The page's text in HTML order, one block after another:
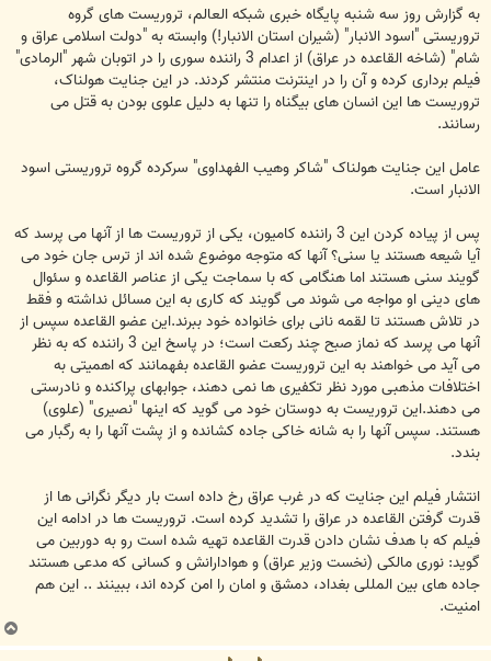
به گزارش روز سه شنبه پایگاه خبری شبکه العالم، تروریست های گروه
تروریستی "اسود الانبار" (شیران استان الانبار!) وابسته به "دولت اسلامی عراق و
شام" (شاخه القاعده در عراق) از اعدام 3 راننده سوری را در اتوبان شهر "الرمادی"
فیلم برداری کرده و آن را در اینترنت منتشر کردند. در این جنایت هولناک،
تروریست ها این انسان های بیگناه را تنها به دلیل علوی بودن به قتل می
رسانند.
عامل این جنایت هولناک "شاکر وهیب الفهداوی" سرکرده گروه تروریستی اسود
الانبار است.
پس از پیاده کردن این 3 راننده کامیون، یکی از تروریست ها از آنها می پرسد که
آیا شیعه هستند یا سنی؟ آنها که متوجه موضوع شده اند از ترس جان خود می
گویند سنی هستند اما هنگامی که با سماجت یکی از عناصر القاعده و سئوال
های دینی او مواجه می شوند می گویند که کاری به این مسائل نداشته و فقط
در تلاش هستند تا لقمه نانی برای خانواده خود ببرند.این عضو القاعده سپس از
آنها می پرسد که نماز صبح چند رکعت است؛ در پاسخ این 3 راننده که به نظر
می آید می خواهند به این تروریست عضو القاعده بفهمانند که اهمیتی به
اختلافات مذهبی مورد نظر تکفیری ها نمی دهند، جوابهای پراکنده و نادرستی
می دهند.این تروریست به دوستان خود می گوید که اینها "نصیری" (علوی)
هستند. سپس آنها را به شانه خاکی جاده کشانده و از پشت آنها را به رگبار می
بندد.
انتشار فیلم این جنایت که در غرب عراق رخ داده است بار دیگر نگرانی ها از
قدرت گرفتن القاعده در عراق را تشدید کرده است. تروریست ها در ادامه این
فیلم که با هدف نشان دادن قدرت القاعده تهیه شده است رو به دوربین می
گوید: نوری مالکی (نخست وزیر عراق) و هوادارانش و کسانی که مدعی هستند
جاده های بین المللی بغداد، دمشق و امان را امن کرده اند، ببینند .. این هم
امنیت.
ب
ا